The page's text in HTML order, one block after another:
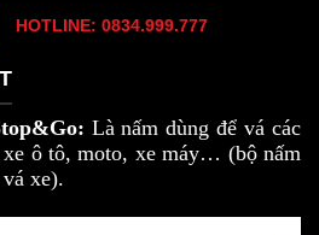
HOTLINE: 0834.999.777
Là nấm dùng để vá các
ô tô, moto, xe máy… (bộ nấm
xe).